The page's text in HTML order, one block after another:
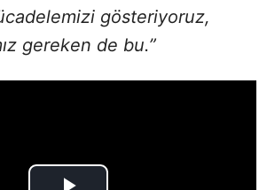
gösteriyoruz,
gereken de bu.”